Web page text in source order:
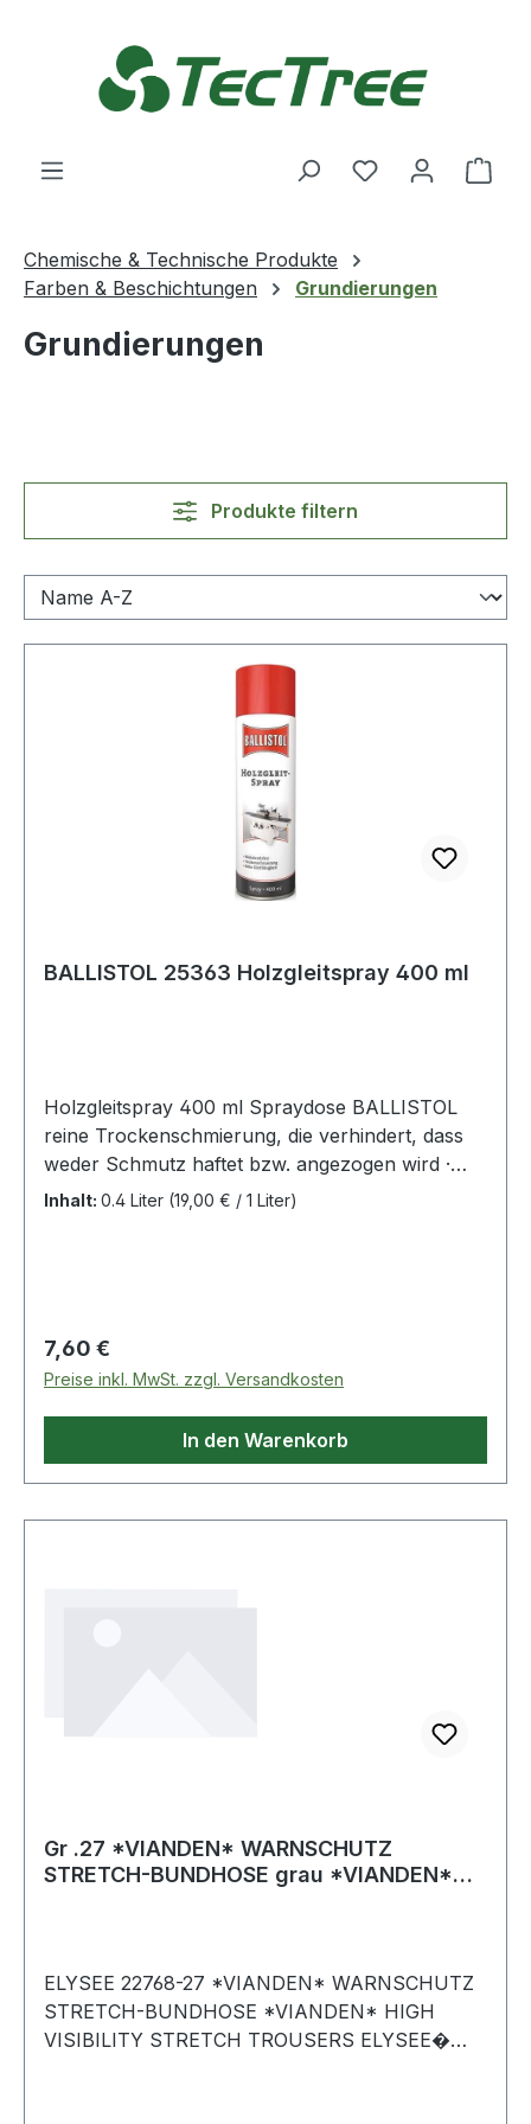
Du hast 0
Chemische & Technische Produkte
Farben & Beschichtungen
Grundierungen
Grundierungen
Produkte filtern
BALLISTOL 25363 Holzgleitspray 400 ml
Holzgleitspray 400 ml Spraydose BALLISTOL
reine Trockenschmierung, die verhindert, dass
weder Schmutz haftet bzw. angezogen wird ·
bildet beim Auftragen auf entfettete
über den Maschinentisch · ein Quietschen von
Holzbohrern wird ebenfalls verhindert Weitere
technische Eigenschaften: · Temperaturbereich:
-50 bis +280°C
Inhalt: 0.4 Liter (19,00 € / 1 Liter)
Regulärer Preis:
7,60 €
Preise inkl. MwSt. zzgl. Versandkosten
In den Warenkorb
Gr .27 *VIANDEN* WARNSCHUTZ
STRETCH-BUNDHOSE grau *VIANDEN*
ELYSEE 22768-27 *VIANDEN* WARNSCHUTZ
STRETCH-BUNDHOSE *VIANDEN* HIGH
VISIBILITY STRETCH TROUSERS ELYSEE�